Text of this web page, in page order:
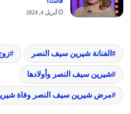
أبريل 4, 2024
الفنانة شيرين سيف النصر
شيرين سيف النصر وأولادها
مرض شيرين سيف النصر وفاة